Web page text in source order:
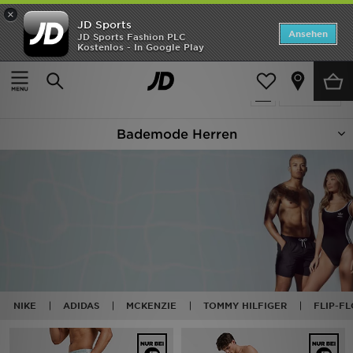
×
JD Sports
JD Sports Fashion PLC
Kostenlos - In Google Play
Ansehen
Startseite
Herren Herrenbekleidung Bademode
verfeinern
65 Produkte
Bademode Herren
NIKE ADIDAS MCKENZIE TOMMY HILFIGER FLIP-
Startseite
ANGEBOTE